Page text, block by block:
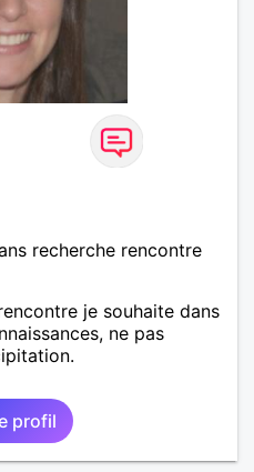
recherche rencontre
je souhaite dans
ne pas
profil